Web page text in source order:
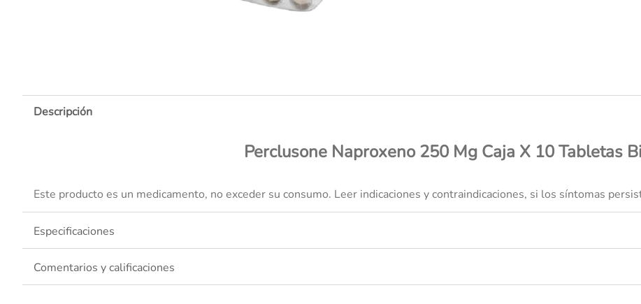
Descripción
Perclusone Naproxeno 250 Mg Caja X 10 Tabletas
Este producto es un medicamento, no exceder su consumo. Leer indicaciones y contraindicaciones, si los síntomas
Especificaciones
Comentarios y calificaciones
10.